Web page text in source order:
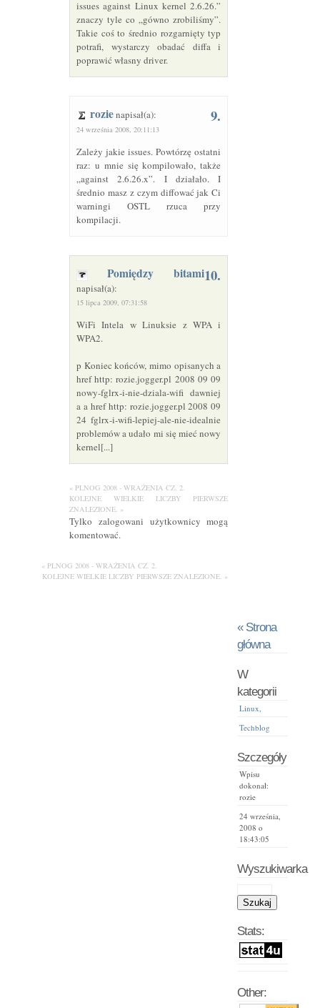
issues against Linux kernel 2.6.26.”
znaczy tyle co „gówno zrobiliśmy”.
Takie coś to średnio rozgarnięty typ
potrafi, wystarczy obadać diffa i
poprawić własny driver.
9.
rozienapisał(a):
24 września 2008, 20:11:13
Zależy jakie issues. Powtórzę ostatni
raz: u mnie się kompilowało, także
„against 2.6.26.x”. I działało. I
średnio masz z czym diffować jak Ci
warningiOSTL rzuca przy
kompilacji.
10.
Pomiędzy bitami
napisał(a):
15 lipca 2009, 07:31:58
WiFi Intela w Linuksie z WPA i
WPA2.
p Koniec końców, mimo opisanych a
href http: rozie.jogger.pl 2008 09 09
nowy-fglrx-i-nie-dziala-wifi dawniej
a a href http: rozie.jogger.pl 2008 09
24 fglrx-i-wifi-lepiej-ale-nie-idealnie
problemów a udało mi się mieć nowy
kernel[...]
« PLNOG 2008 - WRAŻENIA CZ. 2.
KOLEJNE WIELKIE LICZBY PIERWSZE
ZNALEZIONE. »
Tylko zalogowani użytkownicy mogą
komentować.
« PLNOG 2008 - WRAŻENIA CZ. 2.
KOLEJNE WIELKIE LICZBY PIERWSZE ZNALEZIONE. »
« Strona
główna
W
kategorii
Linux,
Techblog
Szczegóły
Wpisu
dokonał:
rozie
24 września,
2008 o
18:43:05
Wyszukiwarka
Stats:
Other: